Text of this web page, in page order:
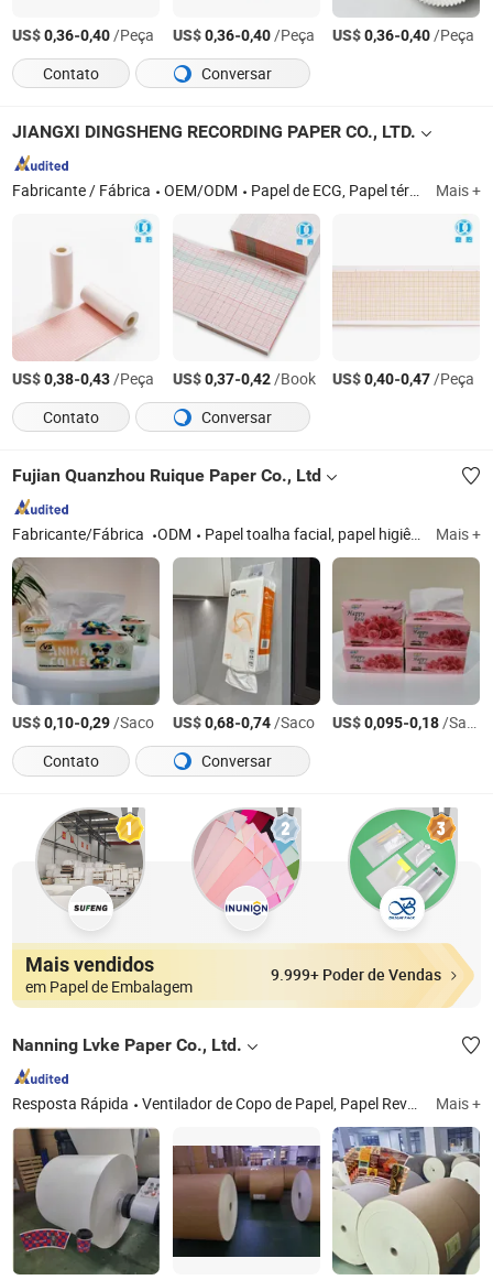
US$0,36-0,40/Peça US$0,36-0,40/Peça US$0,36-0,40/Peça
Contato
Conversar
JIANGXI DINGSHENG RECORDING PAPER CO., LTD.
Fabricante / Fábrica OEM/ODM Papel de ECG, Papel térmico de ECG, Papel de registro médico, Papel em rolo, Papel de registro de ECG em canais, Papel de impressão térmica, Papel de EKG, Papel gráfico Mais +
US$0,38-0,43/Peça US$0,37-0,42/Book US$0,40-0,47/Peça
Contato
Conversar
Fujian Quanzhou Ruique Paper Co., Ltd
Fabricante/Fábrica ODM Papel toalha facial, papel higiênico, toalha de papel de cozinha, papel toalha de parede, rolo jumbo de papel higiênico, toalha de papel Mais +
US$0,10-0,29/Saco US$0,68-0,74/Saco US$0,095-0,18/Saco
Contato
Conversar
Mais vendidos
em Papel de Embalagem
9.999+ Poder de Vendas
Nanning Lvke Paper Co., Ltd.
Resposta Rápida Ventilador de Copo de Papel, Papel Revestido em PE, Material Bruto para Copos de Papel, Papel para Copos de Papel, Rolos de Papel para Copos, Materiais Brutos para Copos de Papel, Papel Cartão Marfim/Fbb, Papel Kraft, Papel para Recipientes Alimentares, Blank de Copo de Papel Mais +